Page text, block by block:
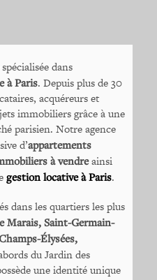
dans
à Paris. Depuis plus de 30
acquéreurs et
immobiliers grâce à une
parisien. Notre agence
d’appartements
à vendreainsi
gestion locative à Paris.
dans les quartiers les plus
Marais, Saint-Germain-
Élysées,
du Jardin des
une identité unique